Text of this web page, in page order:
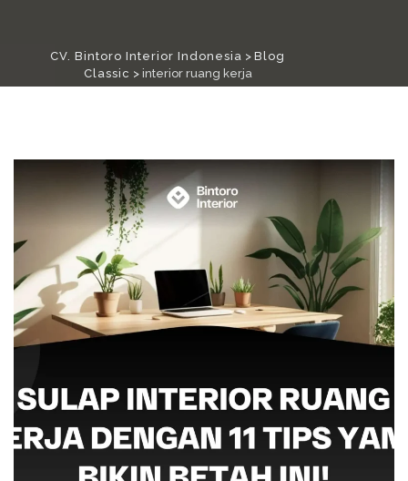
CV. Bintoro Interior Indonesia > Blog
Classic > interior ruang kerja